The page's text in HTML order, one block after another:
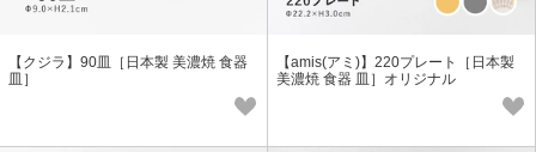
【クジラ】90皿［日本製 美濃焼 食器
皿］
【amis(アミ)】220プレート［日本製
美濃焼 食器 皿］オリジナル